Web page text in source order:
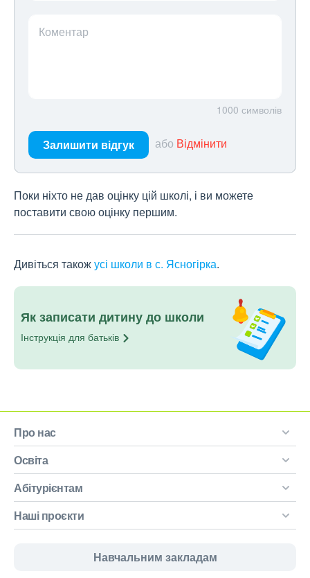
Коментар
1000 символів
Залишити відгук або Відмінити
Поки ніхто не дав оцінку цій школі, і ви можете
поставити свою оцінку першим.
Дивіться такожусі школи в с. Ясногірка.
Як записати дитину до школи
Інструкція для батьків
Про нас
Освіта
Абітурієнтам
Наші проєкти
Навчальним закладам